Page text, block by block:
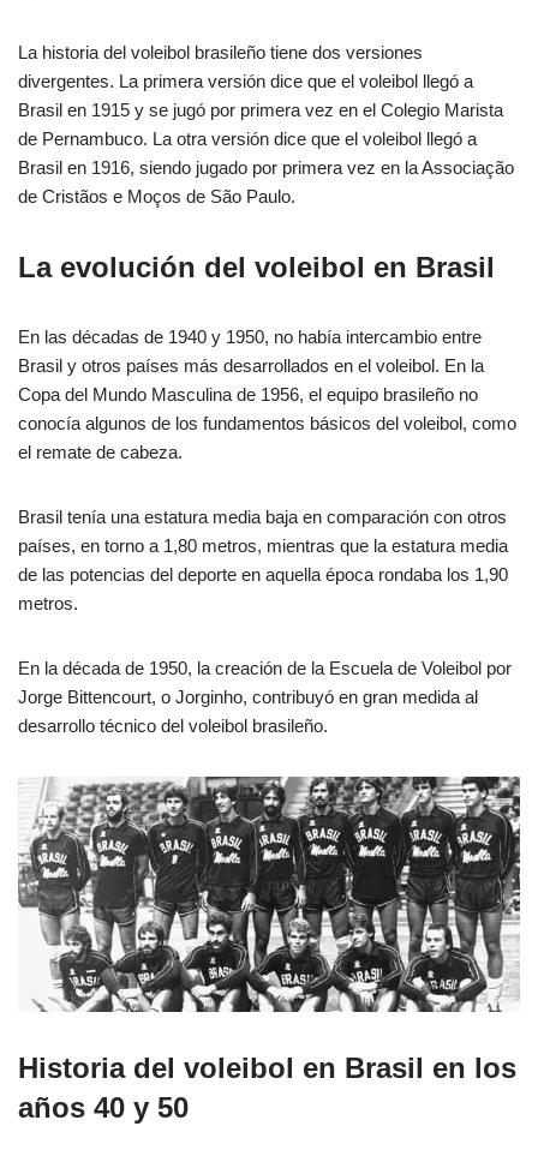
La historia del voleibol brasileño tiene dos versiones
divergentes. La primera versión dice que el voleibol llegó a
Brasil en 1915 y se jugó por primera vez en el Colegio Marista
de Pernambuco. La otra versión dice que el voleibol llegó a
Brasil en 1916, siendo jugado por primera vez en la Associação
de Cristãos e Moços de São Paulo.
La evolución del voleibol en Brasil
En las décadas de 1940 y 1950, no había intercambio entre
Brasil y otros países más desarrollados en el voleibol. En la
Copa del Mundo Masculina de 1956, el equipo brasileño no
conocía algunos de los fundamentos básicos del voleibol, como
el remate de cabeza.
Brasil tenía una estatura media baja en comparación con otros
países, en torno a 1,80 metros, mientras que la estatura media
de las potencias del deporte en aquella época rondaba los 1,90
metros.
En la década de 1950, la creación de la Escuela de Voleibol por
Jorge Bittencourt, o Jorginho, contribuyó en gran medida al
desarrollo técnico del voleibol brasileño.
Historia del voleibol en Brasil en los
años 40 y 50